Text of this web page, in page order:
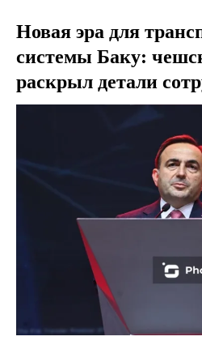
Новая эра для
системы Баку:
раскрыл детали